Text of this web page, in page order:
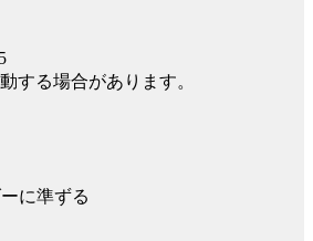
する場合があります。
に準ずる